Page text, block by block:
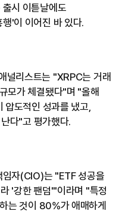
시 이튿날에도
'이 이어진 바 있다.
널리스트는 "XRPC는 거래
모가 체결됐다"며 "올해
도적인 성과를 냈고,
다"고 평가했다.
임자(CIO)는 "ETF 성공을
'강한 팬덤'"이라며 "특정
는 것이 80%가 애매하게